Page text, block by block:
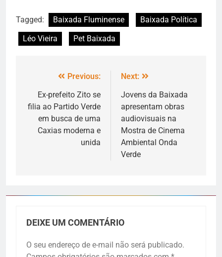
Tagged: Baixada Fluminense
Baixada Política
Léo Vieira
Pet Baixada
Previous:
Ex-prefeito Zito se
filia ao Partido Verde
em busca de uma
Caxias moderna e
unida
Next:
Jovens da Baixada
apresentam obras
audiovisuais na
Mostra de Cinema
Ambiental Onda
Verde
DEIXE UM COMENTÁRIO
O seu endereço de e-mail não será publicado.